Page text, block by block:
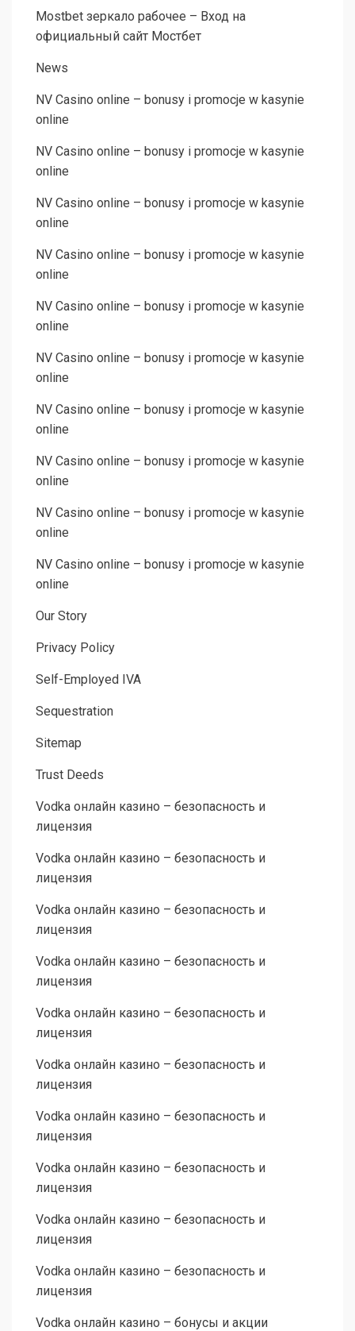
Mostbet зеркало рабочее – Вход на
официальный сайт Мостбет
News
NV Casino online – bonusy i promocje w kasynie
online
NV Casino online – bonusy i promocje w kasynie
online
NV Casino online – bonusy i promocje w kasynie
online
NV Casino online – bonusy i promocje w kasynie
online
NV Casino online – bonusy i promocje w kasynie
online
NV Casino online – bonusy i promocje w kasynie
online
NV Casino online – bonusy i promocje w kasynie
online
NV Casino online – bonusy i promocje w kasynie
online
NV Casino online – bonusy i promocje w kasynie
online
NV Casino online – bonusy i promocje w kasynie
online
Our Story
Privacy Policy
Self-Employed IVA
Sequestration
Sitemap
Trust Deeds
Vodka онлайн казино – безопасность и
лицензия
Vodka онлайн казино – безопасность и
лицензия
Vodka онлайн казино – безопасность и
лицензия
Vodka онлайн казино – безопасность и
лицензия
Vodka онлайн казино – безопасность и
лицензия
Vodka онлайн казино – безопасность и
лицензия
Vodka онлайн казино – безопасность и
лицензия
Vodka онлайн казино – безопасность и
лицензия
Vodka онлайн казино – безопасность и
лицензия
Vodka онлайн казино – безопасность и
лицензия
Vodka онлайн казино – бонусы и акции